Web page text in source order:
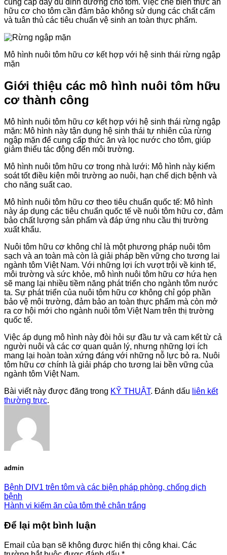
cung cấp đầy đủ dinh dưỡng cho tôm. Việc chế biến thức ăn
hữu cơ cho tôm cần đảm bảo không sử dụng các chất cấm
và tuân thủ các tiêu chuẩn vệ sinh an toàn thực phẩm.
Mô hình nuôi tôm hữu cơ kết hợp với hệ sinh thái rừng ngập
mặn
Giới thiệu các mô hình nuôi tôm hữu
cơ thành công
Mô hình nuôi tôm hữu cơ kết hợp với hệ sinh thái rừng ngập
mặn: Mô hình này tận dụng hệ sinh thái tự nhiên của rừng
ngập mặn để cung cấp thức ăn và lọc nước cho tôm, giúp
giảm thiểu tác động đến môi trường.
Mô hình nuôi tôm hữu cơ trong nhà lưới: Mô hình này kiểm
soát tốt điều kiện môi trường ao nuôi, hạn chế dịch bệnh và
cho năng suất cao.
Mô hình nuôi tôm hữu cơ theo tiêu chuẩn quốc tế: Mô hình
này áp dụng các tiêu chuẩn quốc tế về nuôi tôm hữu cơ, đảm
bảo chất lượng sản phẩm và đáp ứng nhu cầu thị trường
xuất khẩu.
Nuôi tôm hữu cơ không chỉ là một phương pháp nuôi tôm
sạch và an toàn mà còn là giải pháp bền vững cho tương lai
ngành tôm Việt Nam. Với những lợi ích vượt trội về kinh tế,
môi trường và sức khỏe, mô hình nuôi tôm hữu cơ hứa hẹn
sẽ mang lại nhiều tiềm năng phát triển cho ngành tôm nước
ta. Sự phát triển của nuôi tôm hữu cơ không chỉ góp phần
bảo vệ môi trường, đảm bảo an toàn thực phẩm mà còn mở
ra cơ hội mới cho ngành nuôi tôm Việt Nam trên thị trường
quốc tế.
Việc áp dụng mô hình này đòi hỏi sự đầu tư và cam kết từ cả
người nuôi và các cơ quan quản lý, nhưng những lợi ích
mang lại hoàn toàn xứng đáng với những nỗ lực bỏ ra. Nuôi
tôm hữu cơ chính là giải pháp cho tương lai bền vững của
ngành tôm Việt Nam.
Bài viết này được đăng trong KỸ THUẬT. Đánh dấu liên kết
thường trực.
admin
Bệnh DIV1 trên tôm và các biện pháp phòng, chống dịch
bệnh
Hành vi kiếm ăn của tôm thẻ chân trắng
Để lại một bình luận
Email của bạn sẽ không được hiển thị công khai. Các